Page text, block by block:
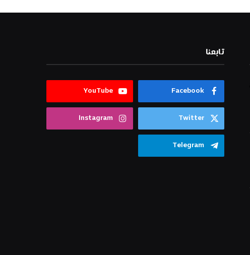
تابعنا
Facebook
YouTube
Twitter
Instagram
Telegram